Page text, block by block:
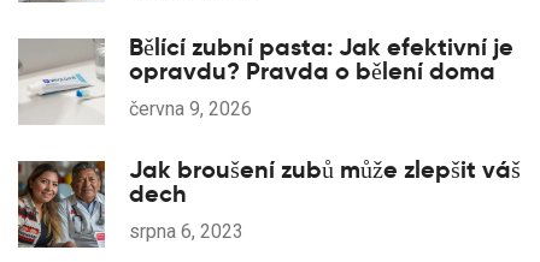
Bělící zubní pasta: Jak efektivní je
opravdu? Pravda o bělení doma
června 9, 2026
Jak broušení zubů může zlepšit váš
dech
srpna 6, 2023